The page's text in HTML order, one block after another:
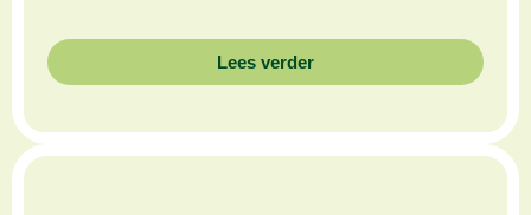
Lees verder